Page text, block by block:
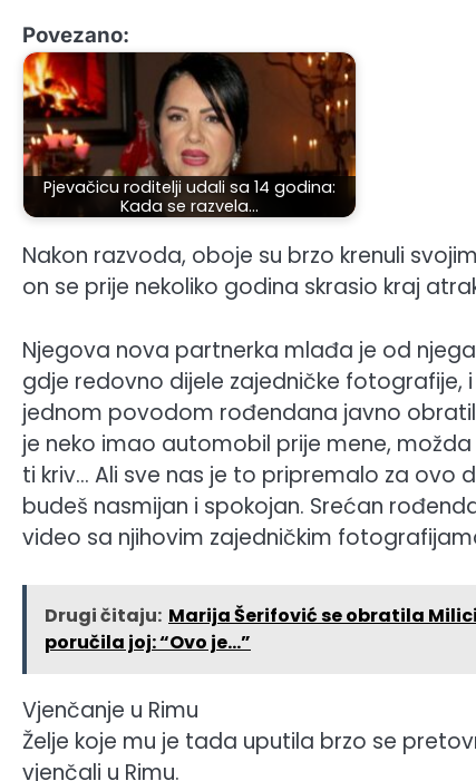
Povezano:
Pjevačicu roditelji udali sa 14 godina:
Kada se razvela…
Nakon razvoda, oboje su brzo krenuli
on se prije nekoliko godina skrasio kraj
Njegova nova partnerka mlađa je od
gdje redovno dijele zajedničke fotografije,
jednom povodom rođendana javno
je neko imao automobil prije mene,
ti kriv… Ali sve nas je to pripremalo za ovo
budeš nasmijan i spokojan. Srećan
video sa njihovim zajedničkim
Drugi čitaju: Marija Šerifović se obratila
poručila joj: “Ovo je…”
Vjenčanje u Rimu
Želje koje mu je tada uputila brzo se
vjenčali u Rimu.